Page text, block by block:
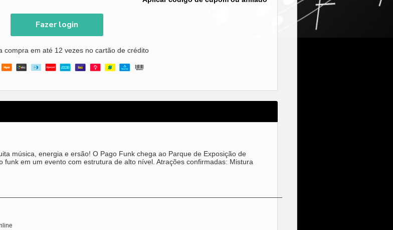
Fazer login
compra em até 12 vezes no cartão de crédito
música, energia e ersão! O Pago Funk chega ao Parque de Exposição de
em um evento com estrutura de alto nível. Atrações confirmadas: Mistura